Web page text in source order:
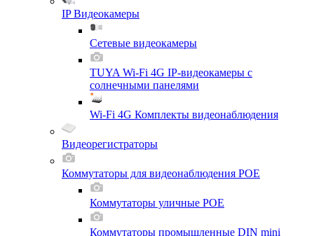
IP Видеокамеры
Сетевые видеокамеры
TUYA Wi-Fi 4G IP-видеокамеры с
солнечными панелями
Wi-Fi 4G Комплекты видеонаблюдения
Видеорегистраторы
Коммутаторы для видеонаблюдения POE
Коммутаторы уличные POE
Коммутаторы промышленные DIN mini